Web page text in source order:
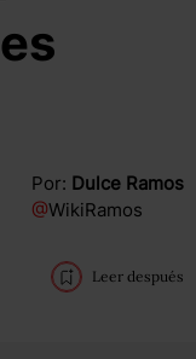
Por: Dulce Ramos
@WikiRamos
Leer después